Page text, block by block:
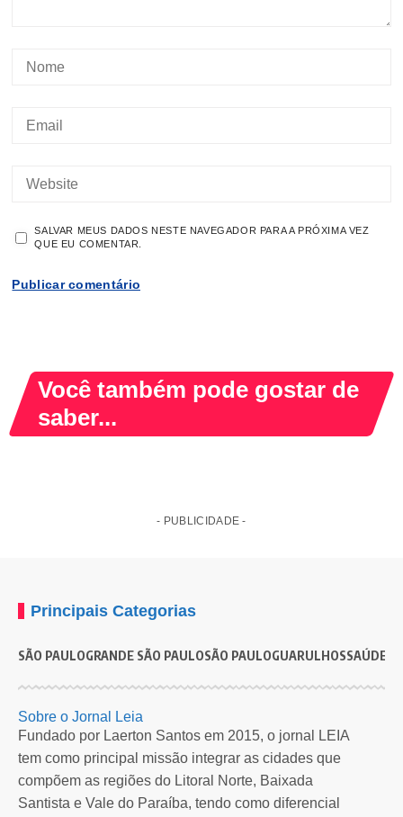
SALVAR MEUS DADOS NESTE NAVEGADOR PARA A PRÓXIMA VEZ
QUE EU COMENTAR.
Você também pode gostar de
saber...
ECONOMIA GRANDE SÃO PAULO
SP inaugura centro de pesquisa em inovação de
alimentos em parceria com a iniciativa privada
Tropical Food Innovation Lab foi instalado na sede do Instituto de
Tecnologia…
- PUBLICIDADE -
Principais Categorias
SÃO PAULOGRANDE SÃO PAULOSÃO PAULOGUARULHOSSAÚDE
Sobre o Jornal Leia
Fundado por Laerton Santos em 2015, o jornal LEIA
tem como principal missão integrar as cidades que
compõem as regiões do Litoral Norte, Baixada
Santista e Vale do Paraíba, tendo como diferencial